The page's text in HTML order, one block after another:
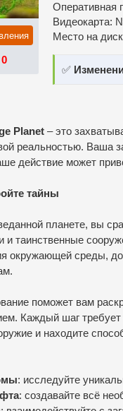
0
Оперативная
Видеокарта:
Место на
✅
Planet – это
реальностью. Ваша
действие может
тайны
планете, вы
и таинственные
окружающей среды,
поможет вам
Каждый шаг требует
и находите
: исследуйте
: создавайте всё